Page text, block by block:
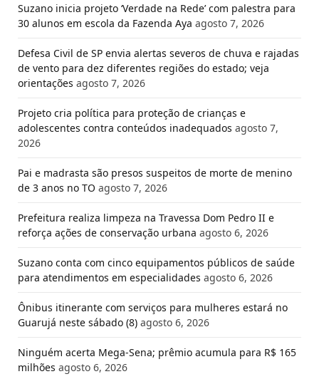
Suzano inicia projeto ‘Verdade na Rede’ com palestra para
30 alunos em escola da Fazenda Aya agosto 7, 2026
Defesa Civil de SP envia alertas severos de chuva e rajadas
de vento para dez diferentes regiões do estado; veja
orientações agosto 7, 2026
Projeto cria política para proteção de crianças e
adolescentes contra conteúdos inadequados agosto 7,
2026
Pai e madrasta são presos suspeitos de morte de menino
de 3 anos no TO agosto 7, 2026
Prefeitura realiza limpeza na Travessa Dom Pedro II e
reforça ações de conservação urbana agosto 6, 2026
Suzano conta com cinco equipamentos públicos de saúde
para atendimentos em especialidades agosto 6, 2026
Ônibus itinerante com serviços para mulheres estará no
Guarujá neste sábado (8) agosto 6, 2026
Ninguém acerta Mega-Sena; prêmio acumula para R$ 165
milhões agosto 6, 2026